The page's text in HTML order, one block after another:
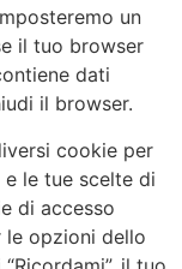
un
il tuo browser
dati
il browser.
cookie per
le tue scelte di
di accesso
le opzioni dello